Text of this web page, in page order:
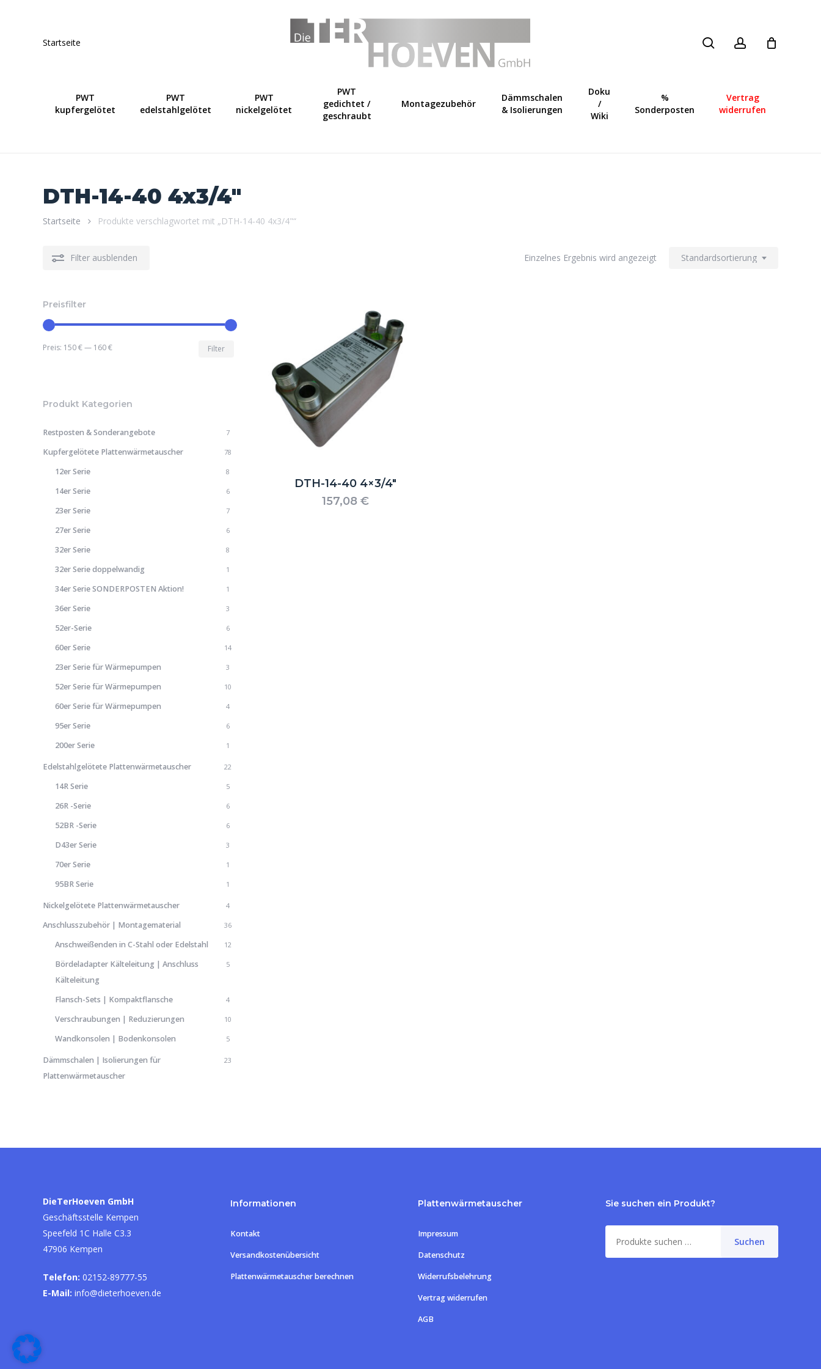
Startseite
PWT
kupfergelötet
PWT
edelstahlgelötet
PWT
nickelgelötet
PWT
gedichtet /
geschraubt
Montagezubehör
Dämmschalen
& Isolierungen
Doku
/
Wiki
%
Sonderposten
Vertrag
widerrufen
Zwischensumme:
DTH-14-40 4x3/4"
Startseite Produkte verschlagwortet mit „DTH-14-40 4x3/4"“
Filter ausblenden Einzelnes Ergebnis wird angezeigt Standardsortierung
Preisfilter
Filter
Preis: 150 €— 160 €
Produkt Kategorien
Restposten & Sonderangebote 7
Kupfergelötete Plattenwärmetauscher 78
12er Serie 8
14er Serie 6
23er Serie 7
27er Serie 6
32er Serie 8
32er Serie doppelwandig 1
34er Serie SONDERPOSTEN Aktion! 1
36er Serie 3
52er-Serie 6
60er Serie 14
23er Serie für Wärmepumpen 3
52er Serie für Wärmepumpen 10
60er Serie für Wärmepumpen 4
95er Serie 6
200er Serie 1
Edelstahlgelötete Plattenwärmetauscher 22
14R Serie 5
26R -Serie 6
52BR -Serie 6
D43er Serie 3
70er Serie 1
95BR Serie 1
Nickelgelötete Plattenwärmetauscher 4
Anschlusszubehör | Montagematerial 36
Anschweißenden in C-Stahl oder Edelstahl 12
Bördeladapter Kälteleitung | Anschluss
Kälteleitung
5
Flansch-Sets | Kompaktflansche 4
Verschraubungen | Reduzierungen 10
Wandkonsolen | Bodenkonsolen 5
Dämmschalen | Isolierungen für
Plattenwärmetauscher
23
DTH-14-40 4×3/4″
157,08 €
DieTerHoeven GmbH
Geschäftsstelle Kempen
Speefeld 1C Halle C3.3
47906 Kempen
Telefon: 02152-89777-55
E-Mail: info@dieterhoeven.de
Informationen
Kontakt
Versandkostenübersicht
Plattenwärmetauscher berechnen
Plattenwärmetauscher
Impressum
Datenschutz
Widerrufsbelehrung
Vertrag widerrufen
AGB
Sie suchen ein Produkt?
nach:
Suchen